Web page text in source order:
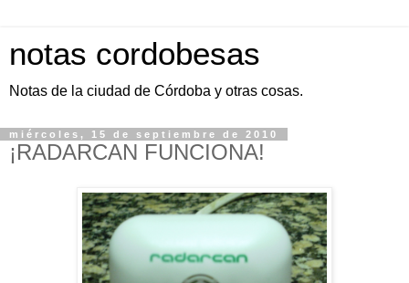
notas cordobesas
Notas de la ciudad de Córdoba y otras cosas.
miércoles, 15 de septiembre de 2010
¡RADARCAN FUNCIONA!